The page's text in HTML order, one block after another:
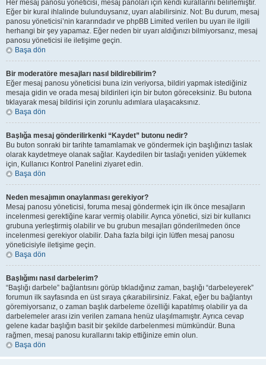
Her mesaj panosu yöneticisi, mesaj panoları için kendi kurallarını belirlemiştir.
Eğer bir kural ihlalinde bulunduysanız, uyarı alabilirsiniz. Not: Bu durum, mesaj
panosu yöneticisi’nin kararındadır ve phpBB Limited verilen bu uyarı ile ilgili
herhangi bir şey yapamaz. Eğer neden bir uyarı aldığınızı bilmiyorsanız, mesaj
panosu yöneticisi ile iletişime geçin.
Başa dön
Bir moderatöre mesajları nasıl bildirebilirim?
Eğer mesaj panosu yöneticisi buna izin veriyorsa, bildiri yapmak istediğiniz
mesaja gidin ve orada mesaj bildirileri için bir buton göreceksiniz. Bu butona
tıklayarak mesaj bildirisi için zorunlu adımlara ulaşacaksınız.
Başa dön
Başlığa mesaj gönderilirkenki “Kaydet” butonu nedir?
Bu buton sonraki bir tarihte tamamlamak ve göndermek için başlığınızı taslak
olarak kaydetmeye olanak sağlar. Kaydedilen bir taslağı yeniden yüklemek
için, Kullanıcı Kontrol Panelini ziyaret edin.
Başa dön
Neden mesajımın onaylanması gerekiyor?
Mesaj panosu yöneticisi, foruma mesaj göndermek için ilk önce mesajların
incelenmesi gerektiğine karar vermiş olabilir. Ayrıca yönetici, sizi bir kullanıcı
grubuna yerleştirmiş olabilir ve bu grubun mesajları gönderilmeden önce
incelenmesi gerekiyor olabilir. Daha fazla bilgi için lütfen mesaj panosu
yöneticisiyle iletişime geçin.
Başa dön
Başlığımı nasıl darbelerim?
“Başlığı darbele” bağlantısını görüp tıkladığınız zaman, başlığı “darbeleyerek”
forumun ilk sayfasında en üst sıraya çıkarabilirsiniz. Fakat, eğer bu bağlantıyı
göremiyorsanız, o zaman başlık darbeleme özelliği kapatılmış olabilir ya da
darbelemeler arası izin verilen zamana henüz ulaşılmamıştır. Ayrıca cevap
gelene kadar başlığın basit bir şekilde darbelenmesi mümkündür. Buna
rağmen, mesaj panosu kurallarını takip ettiğinize emin olun.
Başa dön